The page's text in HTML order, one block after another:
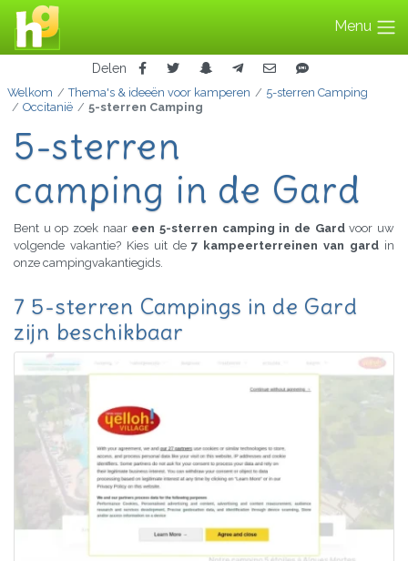
Menu
Delen
Welkom Thema's & ideeën voor kamperen
5-sterren Camping
Occitanië
5-sterren Camping
5-sterren
camping in de Gard
Bent u op zoek naar een 5-sterren camping in de Gardvoor uw
volgende vakantie? Kies uit de7 kampeerterreinen van gard in
onze campingvakantiegids.
7 5-sterren Campings in de Gard
zijn beschikbaar